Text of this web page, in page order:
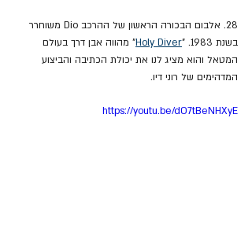
28. אלבום הבכורה הראשון של ההרכב Dio משוחרר
בשנת 1983. "
Holy Diver" מהווה אבן דרך בעולם
המטאל והוא מציג לנו את יכולת הכתיבה והביצוע
המדהימים של רוני דיו.
https://youtu.be/dO7tBeNHXyE